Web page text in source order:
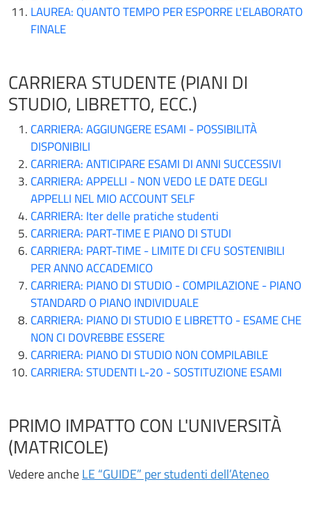
LAUREA: QUANTO TEMPO PER ESPORRE L'ELABORATO
FINALE
CARRIERA STUDENTE (PIANI DI
STUDIO, LIBRETTO, ECC.)
CARRIERA: AGGIUNGERE ESAMI - POSSIBILITÀ
DISPONIBILI
CARRIERA: ANTICIPARE ESAMI DI ANNI SUCCESSIVI
CARRIERA: APPELLI - NON VEDO LE DATE DEGLI
APPELLI NEL MIO ACCOUNT SELF
CARRIERA: Iter delle pratiche studenti
CARRIERA: PART-TIME E PIANO DI STUDI
CARRIERA: PART-TIME - LIMITE DI CFU SOSTENIBILI
PER ANNO ACCADEMICO
CARRIERA: PIANO DI STUDIO - COMPILAZIONE - PIANO
STANDARD O PIANO INDIVIDUALE
CARRIERA: PIANO DI STUDIO E LIBRETTO - ESAME CHE
NON CI DOVREBBE ESSERE
CARRIERA: PIANO DI STUDIO NON COMPILABILE
CARRIERA: STUDENTI L-20 - SOSTITUZIONE ESAMI
PRIMO IMPATTO CON L'UNIVERSITÀ
(MATRICOLE)
Vedere ancheLE “GUIDE” per studenti dell’Ateneo